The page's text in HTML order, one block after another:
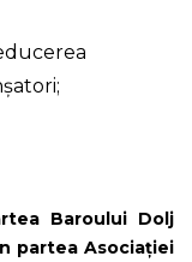
Baroului Dolj
partea Asociației